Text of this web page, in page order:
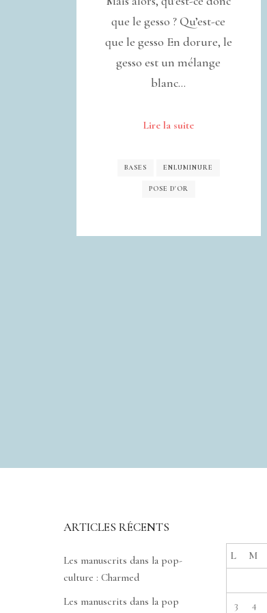
que le gesso ? Qu’est-ce
que le gesso En dorure, le
gesso est un mélange
blanc…
Lire la suite
BASES ENLUMINURE
POSE D'OR
ARTICLES RÉCENTS
Les manuscrits dans la pop-
culture : Charmed
Les manuscrits dans la pop
L M
3
4